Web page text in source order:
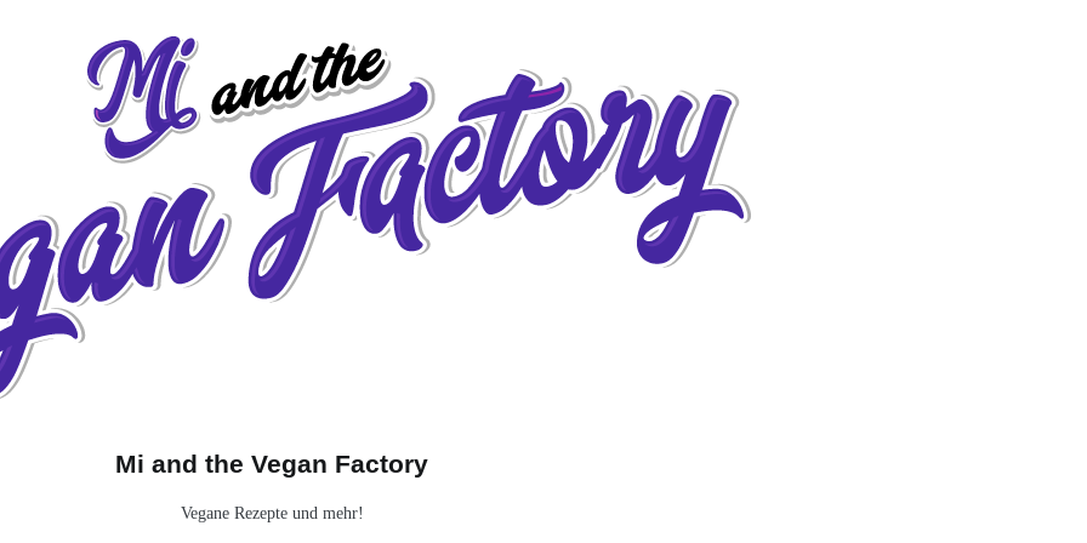
Mi and the Vegan Factory
Vegane Rezepte und mehr!